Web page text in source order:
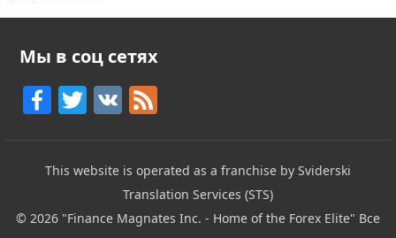
Мы в соц сетях
F
c
e
b
T
itt
er
V F
e
d
This website is operated as a franchise by Sviderski
Translation Services (STS)
© 2026 "Finance Magnates Inc. - Home of the Forex Elite" Все